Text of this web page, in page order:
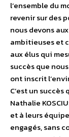
l’ensemble du
revenir sur des
nous devons
ambitieuses et
aux élus qui
succès que
ont inscrit
C’est un succès
Nathalie
et à leurs
engagés, sans